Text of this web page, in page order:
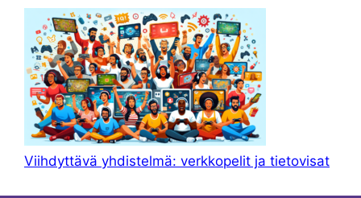
Viihdyttävä yhdistelmä: verkkopelit ja tietovisat